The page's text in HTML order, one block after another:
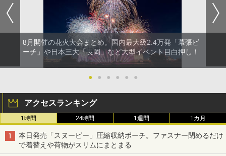
8月開催の花火大会まとめ。国内最大級2.4万発「幕張ビ
ーチ」や日本三大「長岡」など大型イベント目白押し！
● ● ● ● ● ●
アクセスランキング
1時間 24時間 1週間 1カ月
本日発売「スヌーピー」圧縮収納ポーチ。ファスナー閉めるだけ
で着替えや荷物がスリムにまとまる